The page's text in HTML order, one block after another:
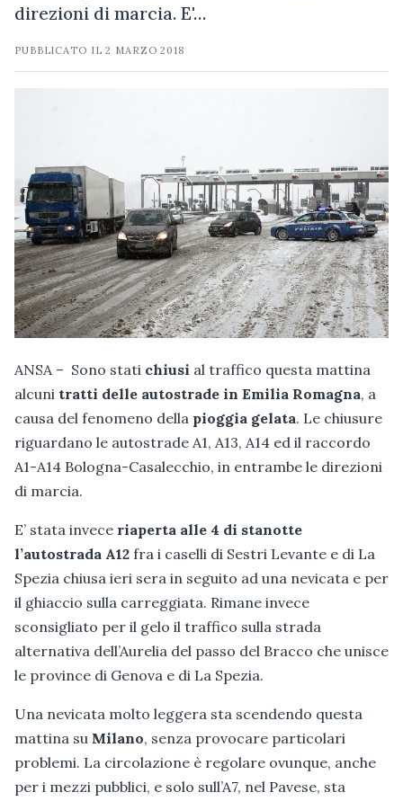
direzioni di marcia. E'…
PUBBLICATO IL2 MARZO 2018
ANSA – Sono stati chiusi al traffico questa mattina
alcuni tratti delle autostrade in Emilia Romagna, a
causa del fenomeno della pioggia gelata. Le chiusure
riguardano le autostrade A1, A13, A14 ed il raccordo
A1-A14 Bologna-Casalecchio, in entrambe le direzioni
di marcia.
E’ stata invece riaperta alle 4 di stanotte
l’autostrada A12 fra i caselli di Sestri Levante e di La
Spezia chiusa ieri sera in seguito ad una nevicata e per
il ghiaccio sulla carreggiata. Rimane invece
sconsigliato per il gelo il traffico sulla strada
alternativa dell’Aurelia del passo del Bracco che unisce
le province di Genova e di La Spezia.
Una nevicata molto leggera sta scendendo questa
mattina su Milano, senza provocare particolari
problemi. La circolazione è regolare ovunque, anche
per i mezzi pubblici, e solo sull’A7, nel Pavese, sta